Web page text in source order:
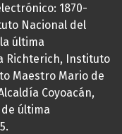
1870-
Nacional del
última
Richterich, Instituto
Maestro Mario de
Coyoacán,
de última